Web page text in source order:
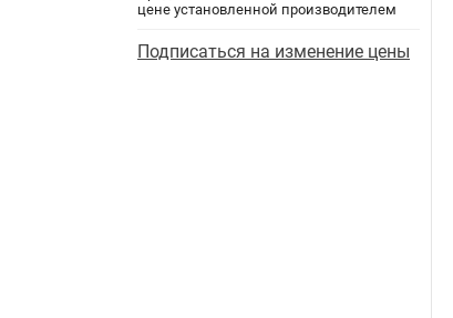
цене установленной производителем
Подписаться на изменение цены